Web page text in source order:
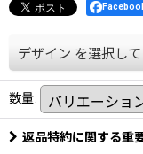
デザイン を選択し
数量:
返品特約に関する重